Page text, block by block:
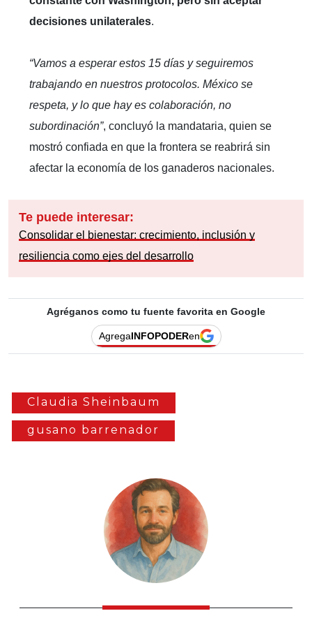
decisiones unilaterales.
“Vamos a esperar estos 15 días y seguiremos
trabajando en nuestros protocolos. México se
respeta, y lo que hay es colaboración, no
subordinación”, concluyó la mandataria, quien se
mostró confiada en que la frontera se reabrirá sin
afectar la economía de los ganaderos nacionales.
Te puede interesar:
Consolidar el bienestar: crecimiento, inclusión y
resiliencia como ejes del desarrollo
Agréganos como tu fuente favorita en Google
AgregaINFOPODERen
Claudia Sheinbaum
gusano barrenador